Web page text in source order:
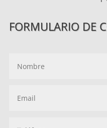
FORMULARIO DE